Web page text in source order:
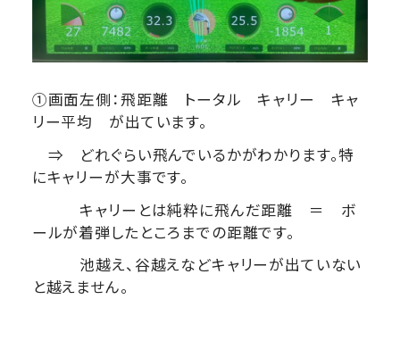
①画面左側：飛距離 トータル キャリー キャ
リー平均 が出ています。
⇒ どれぐらい飛んでいるかがわかります。特
にキャリーが大事です。
キャリーとは純粋に飛んだ距離 ＝ ボ
ールが着弾したところまでの距離です。
池越え、谷越えなどキャリーが出ていない
と越えません。